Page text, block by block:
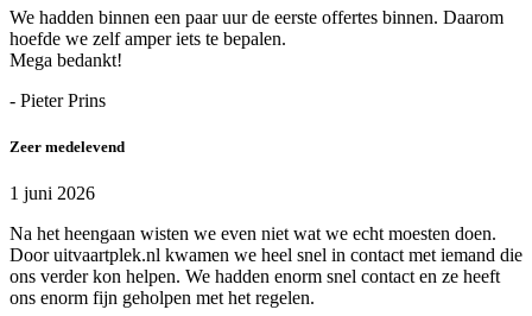
We hadden binnen een paar uur de eerste offertes binnen. Daarom
hoefde we zelf amper iets te bepalen.
Mega bedankt!
- Pieter Prins
Zeer medelevend
1 juni 2026
Na het heengaan wisten we even niet wat we echt moesten doen.
Door uitvaartplek.nl kwamen we heel snel in contact met iemand die
ons verder kon helpen. We hadden enorm snel contact en ze heeft
ons enorm fijn geholpen met het regelen.